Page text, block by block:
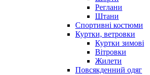
Реглани
Штани
Спортивні костюми
Куртки, ветровки
Куртки зимові
Вітровки
Жилети
Повсякденний одяг